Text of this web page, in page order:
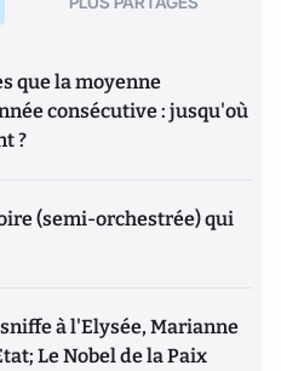
que la moyenne
consécutive : jusqu'où
?
(semi-orchestrée) qui
à l'Elysée, Marianne
Le Nobel de la Paix